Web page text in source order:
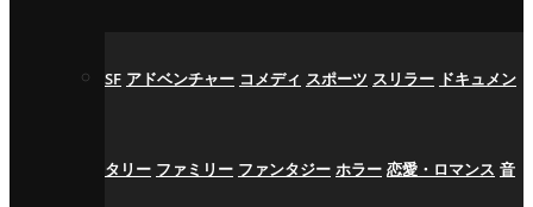
SF アドベンチャー コメディ スポーツ スリラー ドキュメン
タリー ファミリー ファンタジー ホラー 恋愛・ロマンス 音